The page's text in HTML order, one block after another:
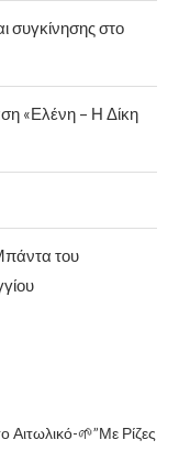
συγκίνησης στο
«Ελένη – Η Δίκη
του
🌱”Με Ρίζες